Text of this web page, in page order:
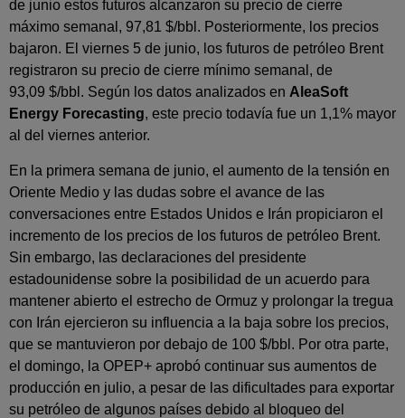
de junio estos futuros alcanzaron su precio de cierre
máximo semanal, 97,81 $/bbl. Posteriormente, los precios
bajaron. El viernes 5 de junio, los futuros de petróleo Brent
registraron su precio de cierre mínimo semanal, de
93,09 $/bbl. Según los datos analizados en AleaSoft
Energy Forecasting, este precio todavía fue un 1,1% mayor
al del viernes anterior.
En la primera semana de junio, el aumento de la tensión en
Oriente Medio y las dudas sobre el avance de las
conversaciones entre Estados Unidos e Irán propiciaron el
incremento de los precios de los futuros de petróleo Brent.
Sin embargo, las declaraciones del presidente
estadounidense sobre la posibilidad de un acuerdo para
mantener abierto el estrecho de Ormuz y prolongar la tregua
con Irán ejercieron su influencia a la baja sobre los precios,
que se mantuvieron por debajo de 100 $/bbl. Por otra parte,
el domingo, la OPEP+ aprobó continuar sus aumentos de
producción en julio, a pesar de las dificultades para exportar
su petróleo de algunos países debido al bloqueo del